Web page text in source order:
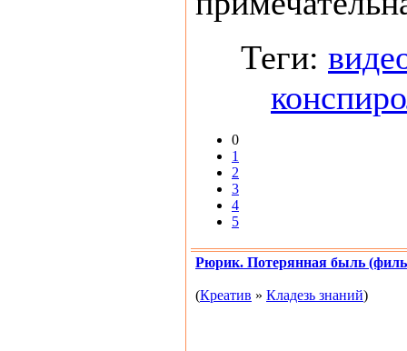
Теги:
0
1
2
3
4
5
Рюрик. Потерянная быль
(Креатив » Кладезь знаний)